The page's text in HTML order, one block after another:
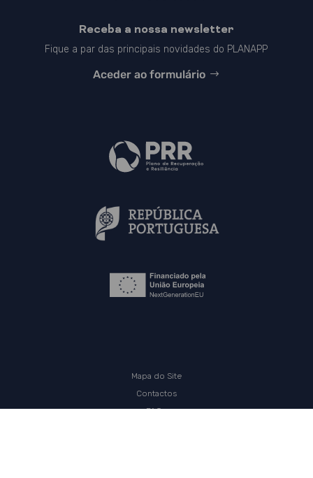
Receba a nossa newsletter
Fique a par das principais novidades do PLANAPP
Aceder ao formulário
Mapa do Site
Contactos
FAQs